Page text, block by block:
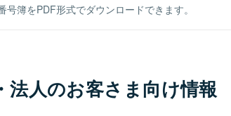
号簿をPDF形式でダウンロードできます。
法人のお客さま向け情報